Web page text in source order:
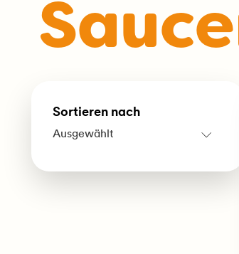
Sortieren nach